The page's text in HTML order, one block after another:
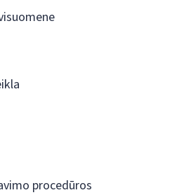
procedūros